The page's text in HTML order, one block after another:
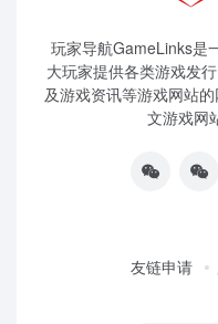
玩家导航GameLinks是
大玩家提供各类游戏发
及游戏资讯等游戏网站
文游戏网
友链申请